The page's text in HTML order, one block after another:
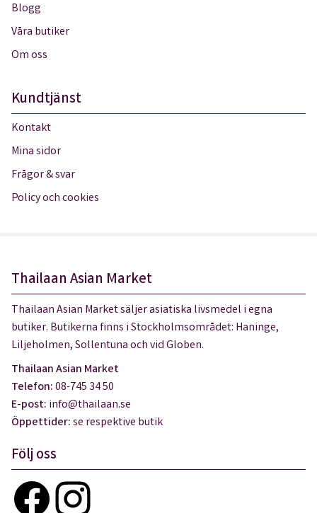
Blogg
Våra butiker
Om oss
Kundtjänst
Kontakt
Mina sidor
Frågor & svar
Policy och cookies
Thailaan Asian Market
Thailaan Asian Market säljer asiatiska livsmedel i egna
butiker. Butikerna finns i Stockholmsområdet: Haninge,
Liljeholmen, Sollentuna och vid Globen.
Thailaan Asian Market
Telefon:08-745 34 50
E-post: info@thailaan.se
Öppettider:se respektive butik
Följ oss